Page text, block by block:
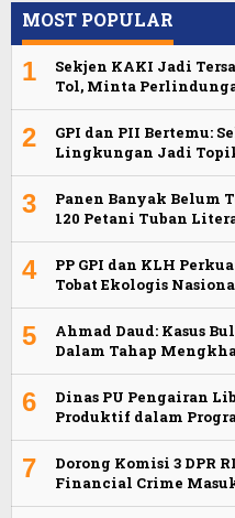
MOST POPULAR
1
Sekjen KAKI Jadi
Tol, Minta
2
GPI dan PII Bertemu:
Lingkungan Jadi
3
Panen Banyak Belum
120 Petani Tuban
4
PP GPI dan KLH
Tobat Ekologis
5
Ahmad Daud: Kasus
Dalam Tahap
6
Dinas PU Pengairan
Produktif dalam
7
Dorong Komisi 3 DPR
Financial Crime